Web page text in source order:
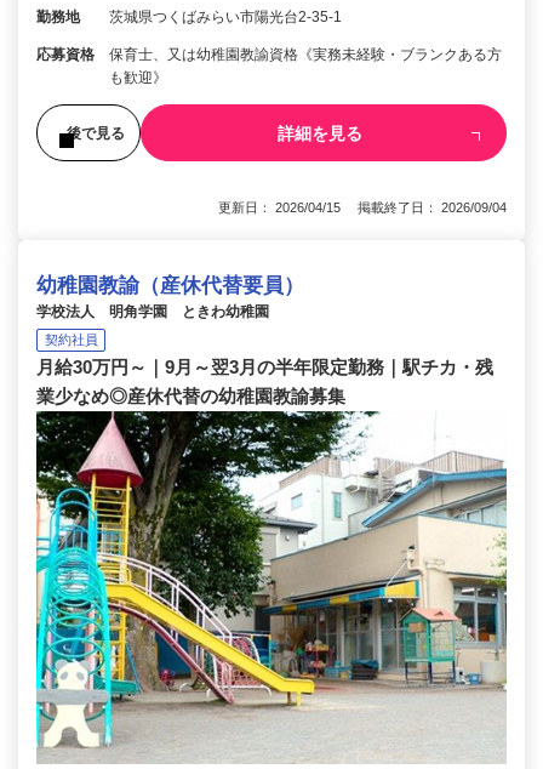
勤務地 茨城県つくばみらい市陽光台2-35-1
応募資格
保育士、又は幼稚園教諭資格《実務未経験・ブランクある方
も歓迎》
後で見る 詳細を見る
更新日： 2026/04/15 掲載終了日： 2026/09/04
幼稚園教諭（産休代替要員）
学校法人 明角学園 ときわ幼稚園
契約社員
月給30万円～｜9月～翌3月の半年限定勤務｜駅チカ・残
業少なめ◎産休代替の幼稚園教諭募集